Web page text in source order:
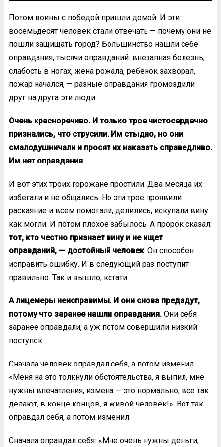
Потом воины с победой пришли домой. И эти
восемьдесят человек стали отвечать — почему они не
пошли защищать город? Большинство нашли себе
оправдания, тысячи оправданий: внезапная болезнь,
слабость в ногах, жена рожала, ребёнок захворал,
пожар начался, — разные оправдания громоздили
друг на друга эти люди.
Очень красноречиво. И только трое чистосердечно
признались, что струсили. Им стыдно, но они
смалодушничали и просят их наказать справедливо.
Им нет оправдания.
И вот этих троих горожане простили. Два месяца их
избегали и не общались. Но эти трое проявили
раскаяние и всем помогали, делились, искупали вину
как могли. И потом плохое забылось. А пророк сказал:
тот, кто честно признает вину и не ищет
оправданий, — достойный человек. Он способен
исправить ошибку. И в следующий раз поступит
правильно. Так и вышло, кстати.
А лицемеры неисправимы. И они снова предадут,
потому что заранее нашли оправдания. Они себя
заранее оправдали, а уж потом совершили низкий
поступок.
Сначала человек оправдал себя, а потом изменил.
«Меня на это толкнули обстоятельства, я выпил, мне
нужны впечатления, измена — это нормально, все так
делают, в конце концов, я живой человек!». Вот так
оправдал себя, а потом изменил.
Сначала оправдал себя: «Мне очень нужны деньги,